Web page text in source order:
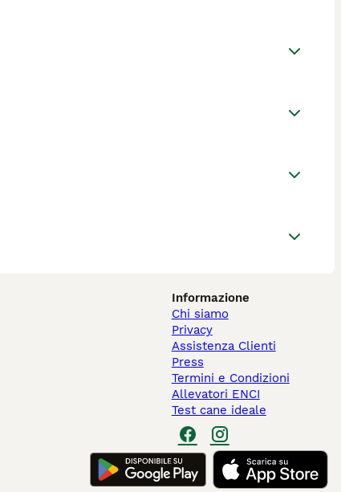
Informazione
Chi siamo
Privacy
Assistenza Clienti
Press
Termini e Condizioni
Allevatori ENCI
Test cane ideale